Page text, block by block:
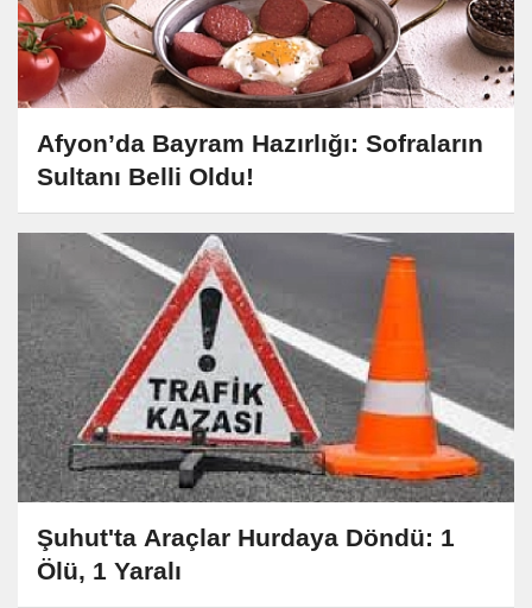
Afyon’da Bayram Hazırlığı: Sofraların
Sultanı Belli Oldu!
Şuhut'ta Araçlar Hurdaya Döndü: 1
Ölü, 1 Yaralı